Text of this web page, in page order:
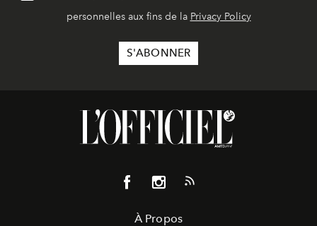
personnelles aux fins de la Privacy Policy
À Propos